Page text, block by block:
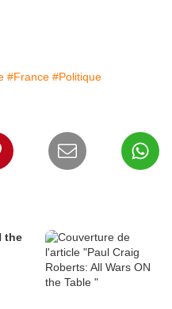
#France #Politique
the